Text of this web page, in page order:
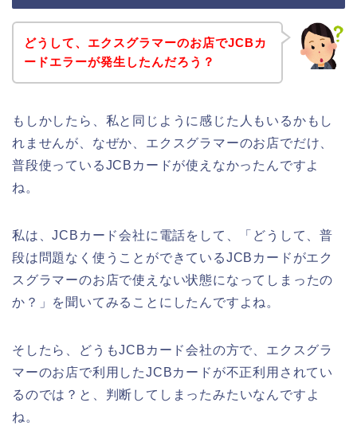
どうして、エクスグラマーのお店でJCBカ
ードエラーが発生したんだろう？
もしかしたら、私と同じように感じた人もいるかもし
れませんが、なぜか、エクスグラマーのお店でだけ、
普段使っているJCBカードが使えなかったんですよ
ね。
私は、JCBカード会社に電話をして、「どうして、普
段は問題なく使うことができているJCBカードがエク
スグラマーのお店で使えない状態になってしまったの
か？」を聞いてみることにしたんですよね。
そしたら、どうもJCBカード会社の方で、エクスグラ
マーのお店で利用したJCBカードが不正利用されてい
るのでは？と、判断してしまったみたいなんですよ
ね。